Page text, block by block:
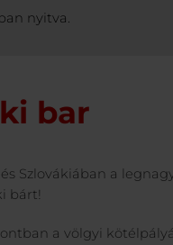
nyitva.
bar
Szlovákiában a
bárt!
a völgyi